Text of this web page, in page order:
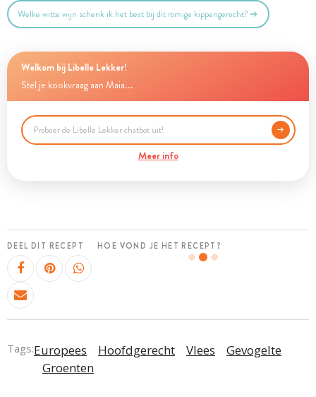
Welke witte wijn schenk ik het best bij dit romige kippengerecht?
Welkom bij Libelle Lekker!
Stel je kookvraag aan Maia...
Meer info
DEEL DIT RECEPT HOE VOND JE HET RECEPT?
Tags:Europees Hoofdgerecht Vlees
Gevogelte
Groenten